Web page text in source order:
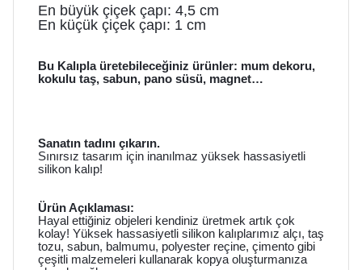
En büyük çiçek çapı: 4,5 cm
En küçük çiçek çapı: 1 cm
Bu Kalıpla üretebileceğiniz ürünler: mum dekoru,
kokulu taş, sabun, pano süsü, magnet…
Sanatın tadını çıkarın.
Sınırsız tasarım için inanılmaz yüksek hassasiyetli
silikon kalıp!
Ürün Açıklaması:
Hayal ettiğiniz objeleri kendiniz üretmek artık çok
kolay! Yüksek hassasiyetli silikon kalıplarımız alçı, taş
tozu, sabun, balmumu, polyester reçine, çimento gibi
çeşitli malzemeleri kullanarak kopya oluşturmanıza